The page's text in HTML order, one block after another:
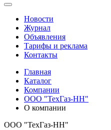
Новости
Журнал
Объявления
Тарифы и реклама
Контакты
Главная
Каталог
Компании
ООО "ТехГаз-НН"
О компании
ООО "ТехГаз-НН"